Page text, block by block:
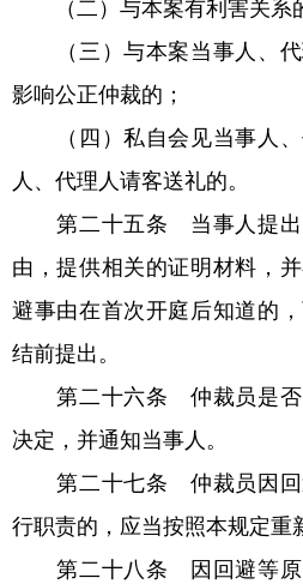
（二）与本案有利害关系
（三）与本案当事人、代
影响公正仲裁的；
（四）私自会见当事人、
人、代理人请客送礼的。
第二十五条 当事人提出
由，提供相关的证明材料，
避事由在首次开庭后知道的
结前提出。
第二十六条 仲裁员是否
决定，并通知当事人。
第二十七条 仲裁员因回
行职责的，应当按照本规定重
第二十八条 因回避等原